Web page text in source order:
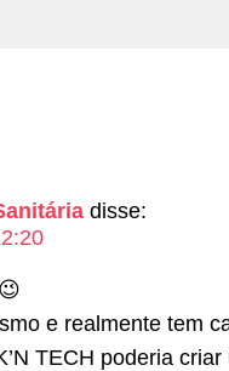
disse:
e realmente tem
TECH poderia